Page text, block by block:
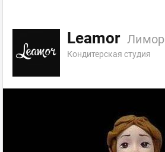
Leamor Лимор
Кондитерская студия